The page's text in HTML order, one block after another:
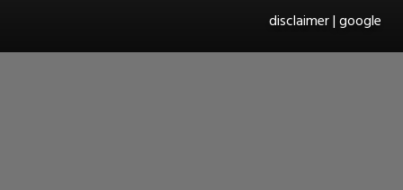
disclaimer | google